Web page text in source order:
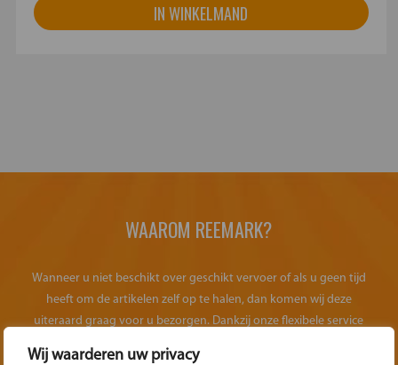
Wij waarderen uw privacy
IN WINKELMAND
WAAROM REEMARK?
Wanneer u niet beschikt over geschikt vervoer of als u geen tijd
heeft om de artikelen zelf op te halen, dan komen wij deze
uiteraard graag voor u bezorgen. Dankzij onze flexibele service